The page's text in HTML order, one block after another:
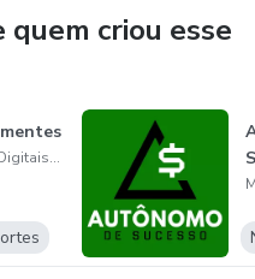
criou esse
MM Negócios Digitais Ltda